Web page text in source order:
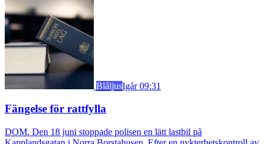
BlåljusIgår 09:31
Fängelse för rattfylla
DOM. Den 18 juni stoppade polisen en lätt lastbil på